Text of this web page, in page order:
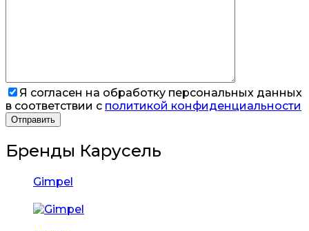
Я согласен на обработку персональных данных
в соответствии с политикой конфиденциальности
Бренды Карусель
Gimpel